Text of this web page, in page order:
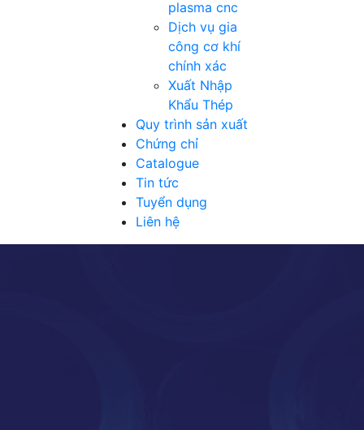
plasma cnc
Dịch vụ gia
công cơ khí
chính xác
Xuất Nhập
Khẩu Thép
Quy trình sản xuất
Chứng chỉ
Catalogue
Tin tức
Tuyển dụng
Liên hệ